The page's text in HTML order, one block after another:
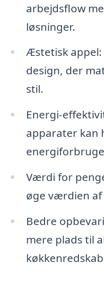
arbejdsflow
løsninger.
Æstetisk
design, der
stil.
Energi-
apparater kan
Værdi for
øge værdien
Bedre
mere plads til